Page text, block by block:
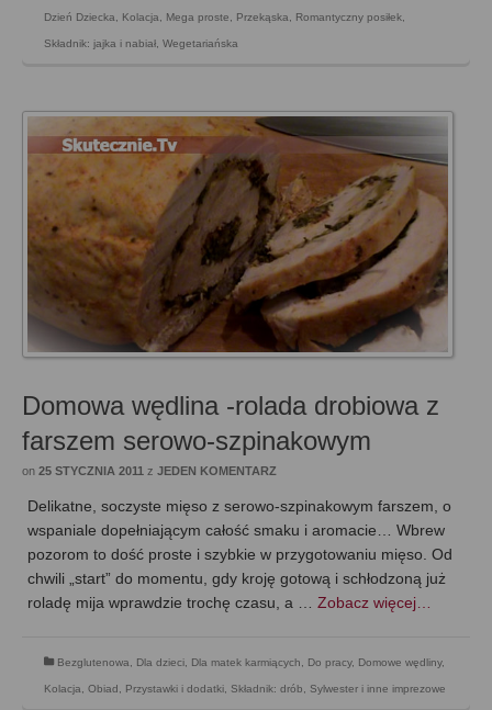
Dzień Dziecka Kolacja Mega proste Przekąska Romantyczny posiłek
Składnik: jajka i nabiał Wegetariańska
Domowa wędlina -rolada drobiowa z
farszem serowo-szpinakowym
on 25 STYCZNIA 2011 z JEDEN KOMENTARZ
Delikatne, soczyste mięso z serowo-szpinakowym farszem, o
wspaniale dopełniającym całość smaku i aromacie… Wbrew
pozorom to dość proste i szybkie w przygotowaniu mięso. Od
chwili „start” do momentu, gdy kroję gotową i schłodzoną już
roladę mija wprawdzie trochę czasu, a … Zobacz więcej…
Bezglutenowa Dla dzieci Dla matek karmiących Do pracy, Domowe wędliny,
Kolacja Obiad Przystawki i dodatki Składnik: drób Sylwester i inne imprezowe